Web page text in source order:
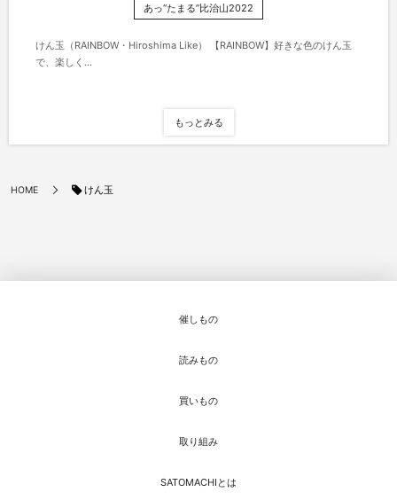
あっ“たまる”比治山2022
けん玉（RAINBOW・Hiroshima Like） 【RAINBOW】好きな色のけん玉
で、楽しく...
もっとみる
HOME けん玉
催しもの
読みもの
買いもの
取り組み
SATOMACHIとは